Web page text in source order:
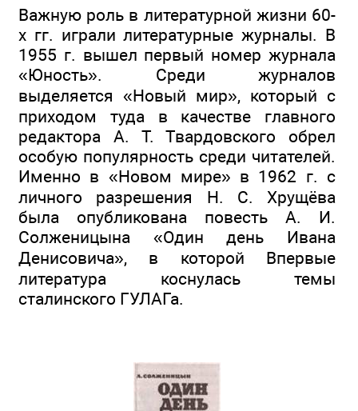
Важную роль в литературной жизни 60-
х гг. играли литературные журналы. В
1955 г. вышел первый номер журнала
«Юность». Среди журналов
выделяется «Новый мир», который с
приходом туда в качестве главного
редактора А. Т. Твардовского обрел
особую популярность среди читателей.
Именно в «Новом мире» в 1962 г. с
личного разрешения Н. С. Хрущёва
была опубликована повесть А. И.
Солженицына «Один день Ивана
Денисовича», в которой Впервые
литература коснулась темы
сталинского ГУЛАГа.